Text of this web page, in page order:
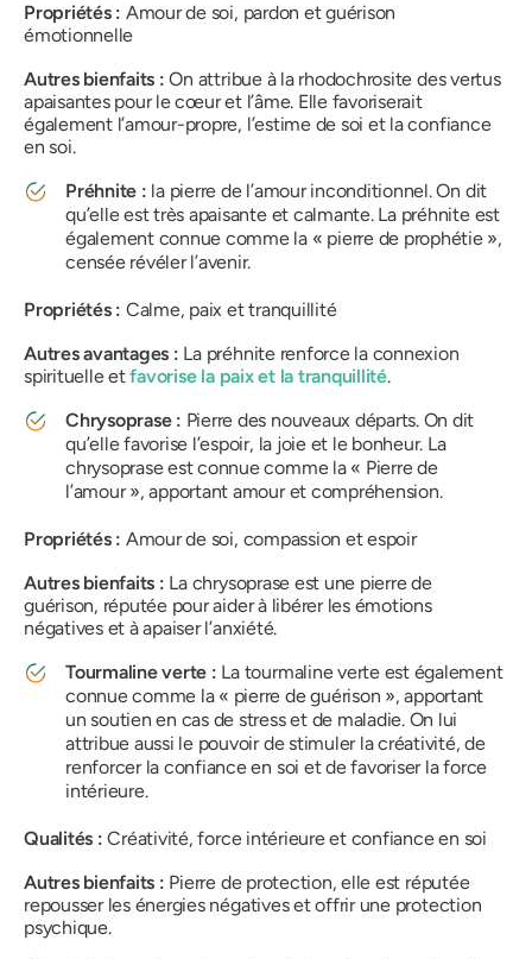
Propriétés : Amour de soi, pardon et guérison
émotionnelle
Autres bienfaits :On attribue à la rhodochrosite des vertus
apaisantes pour le cœur et l’âme. Elle favoriserait
également l’amour-propre, l’estime de soi et la confiance
en soi.
Préhnite : la pierre de l’amour inconditionnel. On dit
qu’elle est très apaisante et calmante. La préhnite est
également connue comme la « pierre de prophétie »,
censée révéler l’avenir.
Propriétés : Calme, paix et tranquillité
Autres avantages : La préhnite renforce la connexion
spirituelle etfavorise la paix et la tranquillité.
Chrysoprase : Pierre des nouveaux départs. On dit
qu’elle favorise l’espoir, la joie et le bonheur. La
chrysoprase est connue comme la « Pierre de
l’amour », apportant amour et compréhension.
Propriétés : Amour de soi, compassion et espoir
Autres bienfaits : La chrysoprase est une pierre de
guérison, réputée pour aider à libérer les émotions
négatives et à apaiser l’anxiété.
Tourmaline verte : La tourmaline verte est également
connue comme la « pierre de guérison », apportant
un soutien en cas de stress et de maladie. On lui
attribue aussi le pouvoir de stimuler la créativité, de
renforcer la confiance en soi et de favoriser la force
intérieure.
Qualités : Créativité, force intérieure et confiance en soi
Autres bienfaits : Pierre de protection, elle est réputée
repousser les énergies négatives et offrir une protection
psychique.